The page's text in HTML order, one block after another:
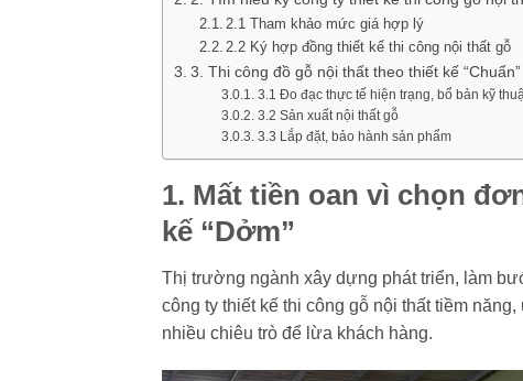
2.1 Tham khảo mức giá hợp lý
2.2 Ký hợp đồng thiết kế thi công nội thất gỗ
3. Thi công đồ gỗ nội thất theo thiết kế
3.1 Đo đạc thực tế hiện trạng, bổ bản kỹ
3.2 Sản xuất nội thất gỗ
3.3 Lắp đặt, bảo hành sản phẩm
1. Mất tiền oan vì chọn
kế “Dởm”
Thị trường ngành xây dựng phát triển, làm
công ty thiết kế thi công gỗ nội thất tiềm
nhiều chiêu trò để lừa khách hàng.